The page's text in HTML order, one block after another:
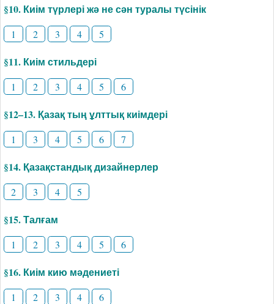
§10. Киім түрлері жә не сән туралы түсінік
1 2 3 4 5
§11. Киім стильдері
1 2 3 4 5 6
§12–13. Қазақ тың ұлттық киімдері
1 3 4 5 6 7
§14. Қазақстандық дизайнерлер
2 3 4 5
§15. Талғам
1 2 3 4 5 6
§16. Киім кию мәдениеті
1 2 3 4 6